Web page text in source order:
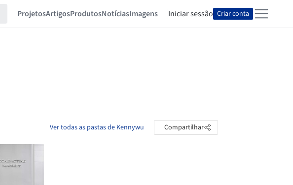
ProjetosArtigosProdutosNotíciasImagens Iniciar sessão Criar conta
Ver todas as pastas de Kennywu Compartilhar